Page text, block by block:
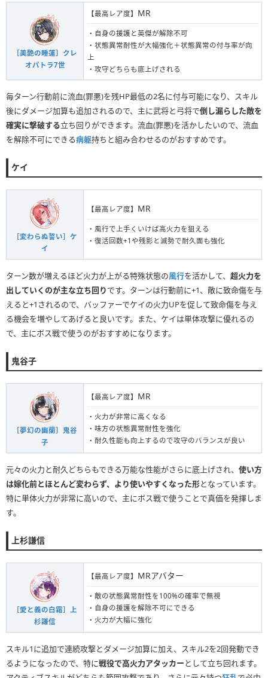
［美艶の睡蓮］クレ
オパトラ7世
【最高レア度】 MR
・自身の援護と英傑が解除不可
・状態異常耐性が大幅強化＋状態異常の付与率が向
上
・攻守どちらも底上げされる
毎ターン行動前に流血(罪悪)を残HP最低の2名に付与可能になり、スキル
後にダメージ加算も追加されるので、主に武将と弓将で倒し漏らした敵を
確実に撃破する立ち回りができます。流血(罪悪)を活かしたいので、流血
を解除不可にできる病躯持ちと組み合わせるのがおすすめです。
ケイ
［変わらぬ誓い］ケ
イ
【最高レア度】 MR
・風行で上手くいけば高火力を狙える
・復活回数+1や残影と滅勢で耐久面も強化
ターン数が増えるほど火力が上がる特殊状態の風行を活かして、 超火力を
出していくのが主な立ち回りです。ターンは行動前に+1、敵に致命傷を与
えると+1されるので、バッファーでケイの火力UPを促して致命傷を与え
る機会を増やしてあげると良いです。また、ケイは単体攻撃に優れるの
で、主にボス戦で使うのがおすすめになります。
鬼谷子
［夢幻の幽蘭］鬼谷
子
【最高レア度】 MR
・火力が非常に高くなる
・味方の状態異常耐性を強化
・耐久性能も向上するので攻守のバランスが良い
元々の火力と耐久どちらもできる万能な性能がさらに底上げされ、 使い方
は嫁化前とほとんど変わらず、より使いやすくなった形となっています。
特に単体火力が非常に高いので、主にボス戦で使うことで真価を発揮しま
す。
上杉謙信
［愛と義の白霜］上
杉謙信
【最高レア度】 MRアバター
・敵の状態異常耐性を100%の確率で無視
・自身の援護を解除不可にできる
・火力が大幅に強化
スキル1に追加で連続攻撃とダメージ加算に加え、スキル2を2回発動でき
るようになったので、特に戦役で高火力アタッカーとして立ち回れます。